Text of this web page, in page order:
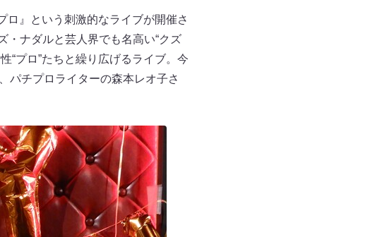
』という刺激的なライブが開催さ
・ナダルと芸人界でも名高い“クズ
“プロ”たちと繰り広げるライブ。今
パチプロライターの森本レオ子さ